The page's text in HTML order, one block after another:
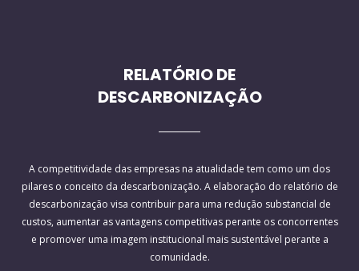
RELATÓRIO DE
DESCARBONIZAÇÃO
A competitividade das empresas na atualidade tem como um dos
pilares o conceito da descarbonização. A elaboração do relatório de
descarbonização visa contribuir para uma redução substancial de
custos, aumentar as vantagens competitivas perante os concorrentes
e promover uma imagem institucional mais sustentável perante a
comunidade.